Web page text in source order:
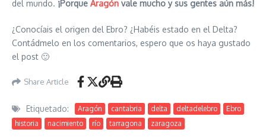
del mundo. ¡Porque Aragón vale mucho y sus gentes aún más!
¿Conocíais el origen del Ebro? ¿Habéis estado en el Delta?
Contádmelo en los comentarios, espero que os haya gustado
el post 🙂
Share Article
Etiquetado: Aragón cantabria delta deltadelebro
Ebro
historia
nacimiento río tarragona zaragoza